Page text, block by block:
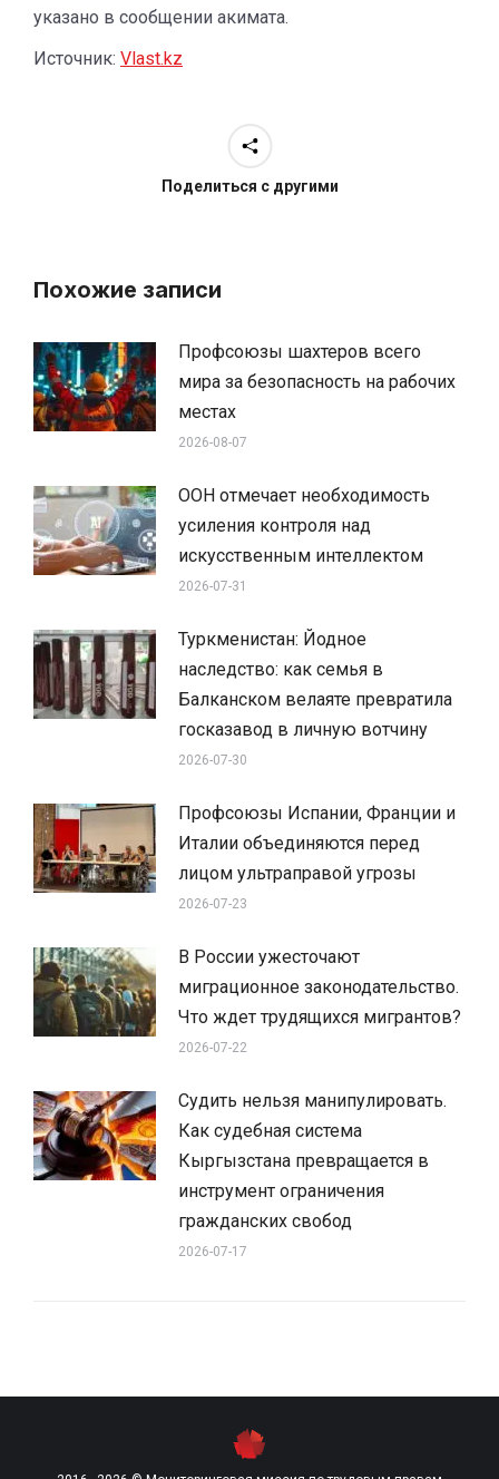
указано в сообщении акимата.
Источник: Vlast.kz
Поделиться с другими
Похожие записи
Профсоюзы шахтеров всего
мира за безопасность на рабочих
местах
2026-08-07
ООН отмечает необходимость
усиления контроля над
искусственным интеллектом
2026-07-31
Туркменистан: Йодное
наследство: как семья в
Балканском велаяте превратила
госказавод в личную вотчину
2026-07-30
Профсоюзы Испании, Франции и
Италии объединяются перед
лицом ультраправой угрозы
2026-07-23
В России ужесточают
миграционное законодательство.
Что ждет трудящихся мигрантов?
2026-07-22
Судить нельзя манипулировать.
Как судебная система
Кыргызстана превращается в
инструмент ограничения
гражданских свобод
2026-07-17